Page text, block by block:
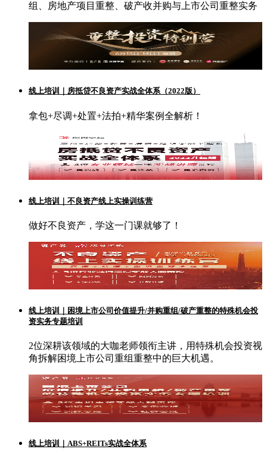
组、房地产项目重整、破产收并购与上市公司重整实务
线上培训｜房抵贷不良资产实战全体系（2022版）
拿包+尽调+处置+法拍+精华案例全解析！
线上培训｜不良资产线上实操训练营
做好不良资产，学这一门课就够了！
线上培训｜困境上市公司价值提升/并购重组/破产重整的特殊机会投
资实务专题培训
2位深耕该领域的大咖老师领衔主讲，用特殊机会投资视
角拆解困境上市公司重组重整中的巨大机遇。
线上培训｜ABS+REITs实战全体系